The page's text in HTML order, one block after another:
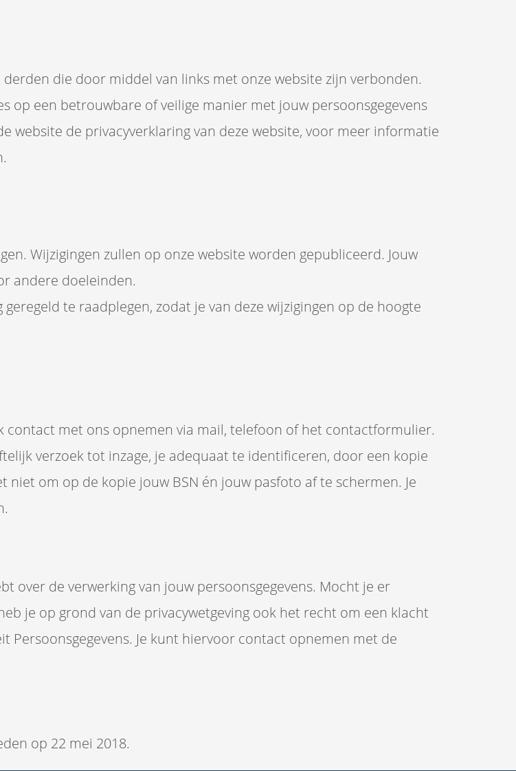
die door middel van links met onze website zijn verbonden.
op een betrouwbare of veilige manier met jouw persoonsgegevens
website de privacyverklaring van deze website, voor meer informatie
Wijzigingen zullen op onze website worden gepubliceerd. Jouw
andere doeleinden.
te raadplegen, zodat je van deze wijzigingen op de hoogte
contact met ons opnemen via mail, telefoon of het contactformulier.
verzoek tot inzage, je adequaat te identificeren, door een kopie
om op de kopie jouw BSN én jouw pasfoto af te schermen. Je
over de verwerking van jouw persoonsgegevens. Mocht je er
je op grond van de privacywetgeving ook het recht om een klacht
Je kunt hiervoor contact opnemen met de
op 22 mei 2018.